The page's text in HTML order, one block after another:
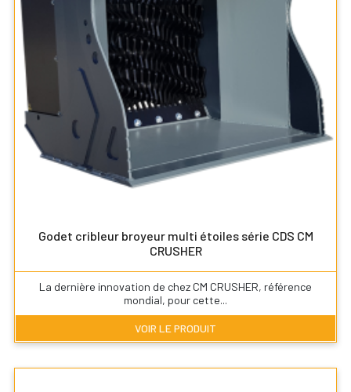
Godet cribleur broyeur multi étoiles série CDS CM
CRUSHER
La dernière innovation de chez CM CRUSHER, référence
mondial, pour cette...
VOIR LE PRODUIT